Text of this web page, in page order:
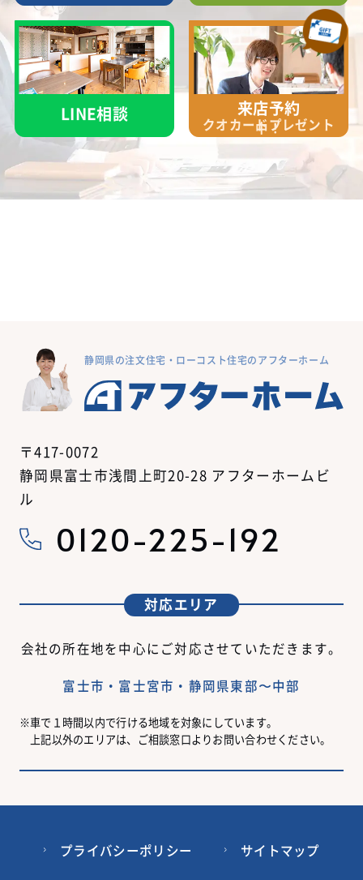
LINE相談 来店予約
クオカードプレゼント
中！
静岡県の注文住宅・ローコスト住宅のアフターホーム
〒417-0072
静岡県富士市浅間上町20-28 アフターホームビ
ル
0120-225-192
対応エリア
会社の所在地を中心にご対応させていただきます。
富士市・富士宮市・静岡県東部〜中部
車で１時間以内で行ける地域を対象にしています。
上記以外のエリアは、ご相談窓口よりお問い合わせください。
プライバシーポリシー サイトマップ